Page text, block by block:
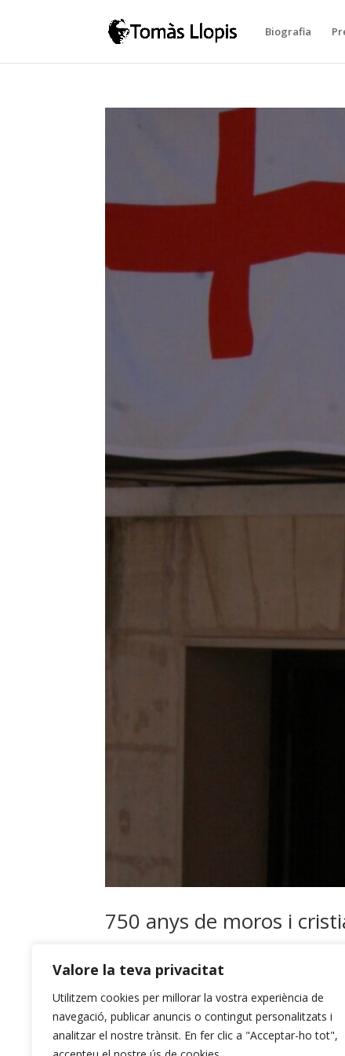
Valore la teva privacitat
Utilitzem cookies per millorar la vostra experiència de
navegació, publicar anuncis o contingut personalitzats i
analitzar el nostre trànsit. En fer clic a "Acceptar-ho tot",
Biografia
750 anys de moros i
L’any 2026 que encetem és el 750è després
any, el primer a Alcoi, al camp de batalla, al